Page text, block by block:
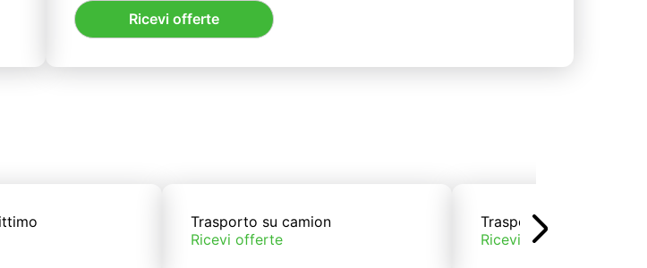
Ricevi offerte
Trasporto su camion
Ricevi offerte
Trasporto su treno
Ricevi offerte